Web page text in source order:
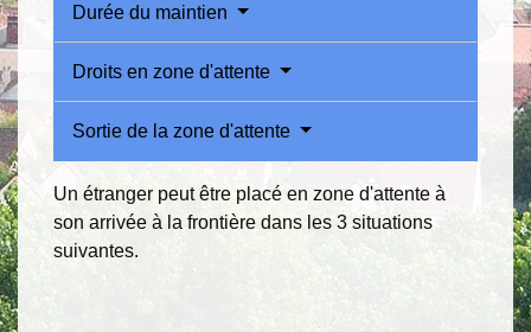
Durée du maintien
Droits en zone d'attente
Sortie de la zone d'attente
Un étranger peut être placé en zone d'attente à
son arrivée à la frontière dans les 3 situations
suivantes.